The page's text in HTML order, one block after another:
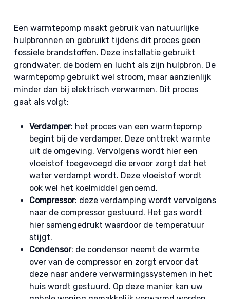
Een warmtepomp maakt gebruik van natuurlijke
hulpbronnen en gebruikt tijdens dit proces geen
fossiele brandstoffen. Deze installatie gebruikt
grondwater, de bodem en lucht als zijn hulpbron. De
warmtepomp gebruikt wel stroom, maar aanzienlijk
minder dan bij elektrisch verwarmen. Dit proces
gaat als volgt:
Verdamper: het proces van een warmtepomp
begint bij de verdamper. Deze onttrekt warmte
uit de omgeving. Vervolgens wordt hier een
vloeistof toegevoegd die ervoor zorgt dat het
water verdampt wordt. Deze vloeistof wordt
ook wel het koelmiddel genoemd.
Compressor: deze verdamping wordt vervolgens
naar de compressor gestuurd. Het gas wordt
hier samengedrukt waardoor de temperatuur
stijgt.
Condensor: de condensor neemt de warmte
over van de compressor en zorgt ervoor dat
deze naar andere verwarmingssystemen in het
huis wordt gestuurd. Op deze manier kan uw